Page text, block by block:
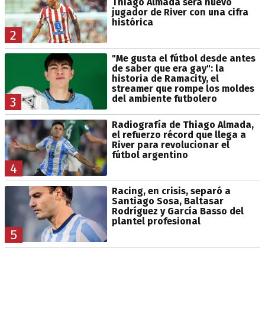
2
jugador de River con una cifra
histórica
3
"Me gusta el fútbol desde antes
de saber que era gay": la
historia de Ramacity, el
streamer que rompe los moldes
del ambiente futbolero
4
Radiografía de Thiago Almada,
el refuerzo récord que llega a
River para revolucionar el
fútbol argentino
5
Racing, en crisis, separó a
Santiago Sosa, Baltasar
Rodríguez y García Basso del
plantel profesional